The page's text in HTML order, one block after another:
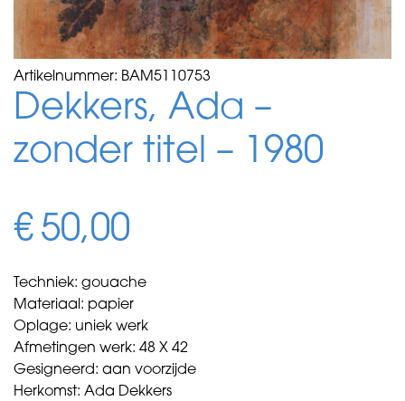
Artikelnummer: BAM5110753
Dekkers, Ada –
zonder titel – 1980
€ 50,00
Techniek: gouache
Materiaal: papier
Oplage: uniek werk
Afmetingen werk: 48 X 42
Gesigneerd: aan voorzijde
Herkomst: Ada Dekkers